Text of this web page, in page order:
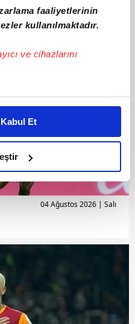
faaliyetlerinin
kullanılmaktadır.
ve cihazlarını
sizlere özel
Bunu yaparken
deneyimi sunmak
sunabilmek adına
ve bu noktada,
noktasında tek gelir
isteriz.
için İnternet
kişilere ait çerezler
çeşitli kişisel
Et
04 Ağustos 2026 | Salı